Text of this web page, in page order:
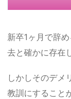
新卒1ヶ月で辞
去と確かに存在
しかしそのデメ
教訓にすること